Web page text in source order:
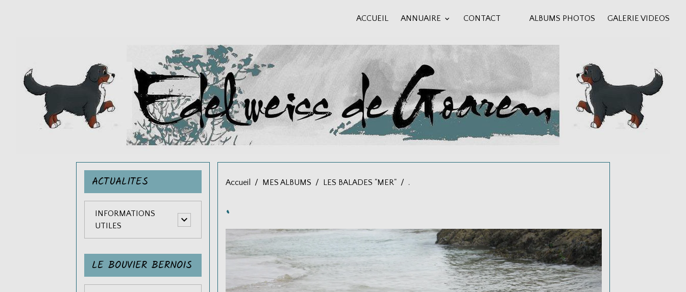
ACCUEIL ANNUAIRE CONTACT ALBUMS PHOTOS GALERIE VIDEOS
Accueil MES ALBUMS LES BALADES "MER" .
.
ACTUALITES
INFORMATIONS
UTILES
LE BOUVIER BERNOIS